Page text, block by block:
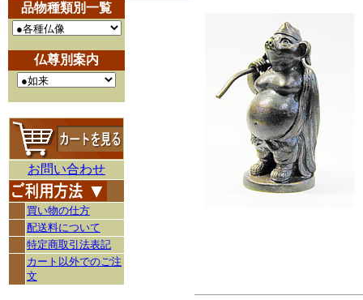
品物種類別一覧
仏尊別案内
お問い合わせ
買い物の仕方
配送料について
特定商取引法表記
カート以外でのご注
文